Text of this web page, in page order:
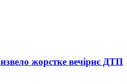
жорстке вечірнє ДТП